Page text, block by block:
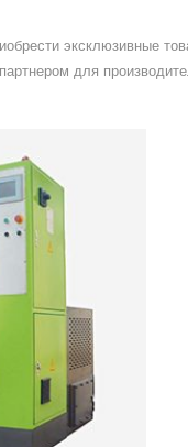
эксклюзивные
партнером для